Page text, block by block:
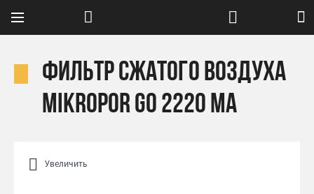
Фильтр сжатого воздуха
Mikropor GO 2220 MA
Увеличить